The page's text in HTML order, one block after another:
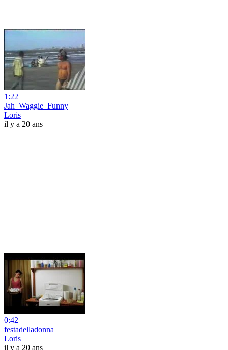
1:22
Jah_Waggie_Funny
Loris
il y a 20 ans
0:42
festadelladonna
Loris
il y a 20 ans